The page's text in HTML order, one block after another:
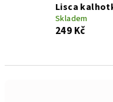
Lisca
Skladem
249 Kč